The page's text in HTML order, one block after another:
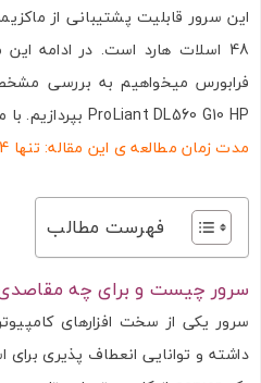
48 اسلات هارد است. در ادامه
فرابورس میخواهیم به بررسی
ProLiant DL560 G10 HP بپردازیم. با ما همراه باشید.
مدت زمان مطالعه ی این مقاله: تنها 4 دقیقه
فهرست مطالب
سرور چیست و برای چه
سرور یکی از سخت افزارهای
داشته و توانایی انعطاف پذیری برای